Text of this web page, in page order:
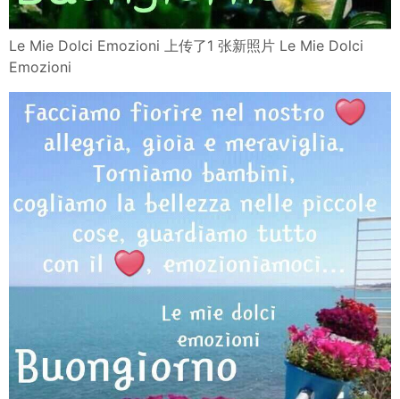
Le Mie Dolci Emozioni 上传了1 张新照片 Le Mie Dolci
Emozioni